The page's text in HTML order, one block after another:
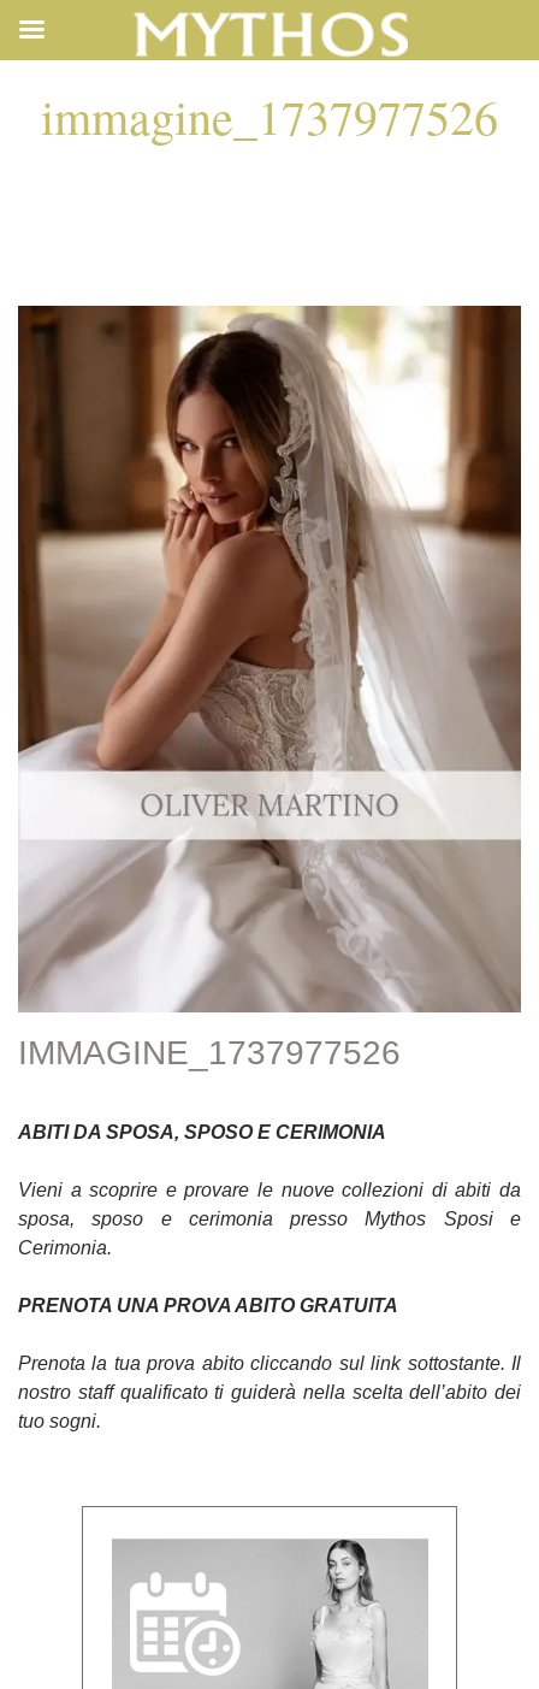
immagine_1737977526
IMMAGINE_1737977526
ABITI DA SPOSA, SPOSO E CERIMONIA
Vieni a scoprire e provare le nuove collezioni di abiti da
sposa, sposo e cerimonia presso Mythos Sposi e
Cerimonia.
PRENOTA UNA PROVA ABITO GRATUITA
Prenota la tua prova abito cliccando sul link sottostante. Il
nostro staff qualificato ti guiderà nella scelta dell’abito dei
tuo sogni.